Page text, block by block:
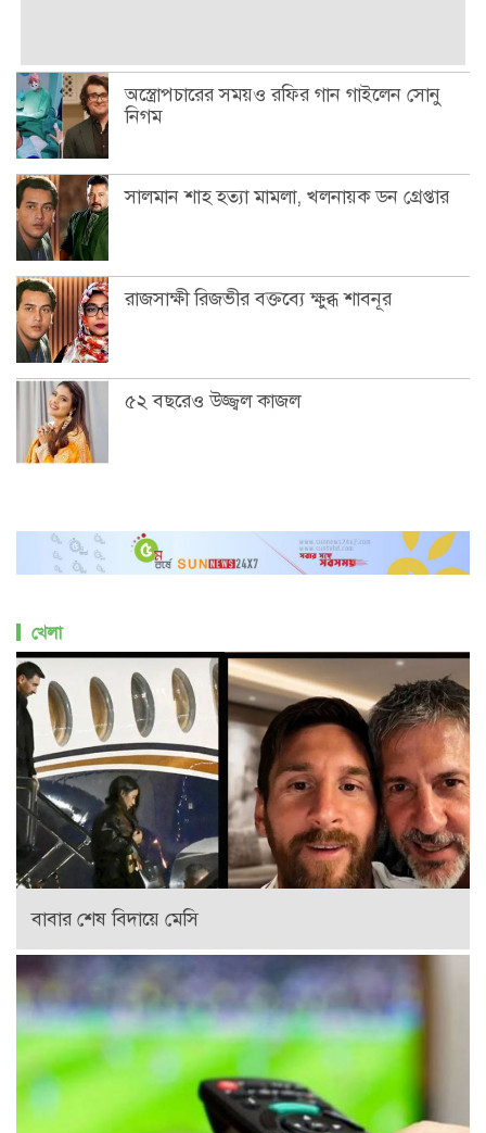
অস্ত্রোপচারের সময়ও রফির গান গাইলেন সোনু
নিগম
সালমান শাহ হত্যা মামলা, খলনায়ক ডন গ্রেপ্তার
রাজসাক্ষী রিজভীর বক্তব্যে ক্ষুব্ধ শাবনূর
৫২ বছরেও উজ্জ্বল কাজল
খেলা
বাবার শেষ বিদায়ে মেসি